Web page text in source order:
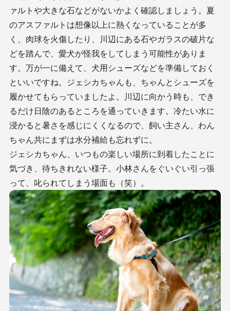
ァルトや大きな石などがないかよく確認しましょう。夏
のアスファルトは想像以上に熱くなっていることが多
く、肉球を火傷したり、川辺にある石やガラスの破片な
どを踏んで、愛犬が怪我をしてしまう可能性がありま
す。万が一に備えて、犬用シューズなどを準備しておく
といいですね。ジェシカちゃんも、ちゃんとシューズを
履かせてもらっていましたよ。川辺に向かう時も、でき
るだけ日陰のあるところを通っていきます。冷たい水に
浸かると暑さを感じにくくなるので、飼い主さん、わん
ちゃん共にまずは水分補給も忘れずに。
ジェシカちゃん、いつもの楽しい場所に到着したことに
気づき、待ちきれない様子。小林さんをぐいぐい引っ張
って、叱られてしまう場面も（笑）。